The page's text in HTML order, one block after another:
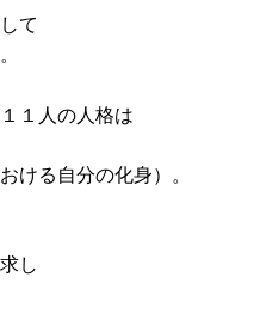
て
１人の人格は
ける自分の化身）。
し